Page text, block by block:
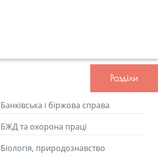
Розділи
Банківська і біржова справа
БЖД та охорона праці
Біологія, природознавство